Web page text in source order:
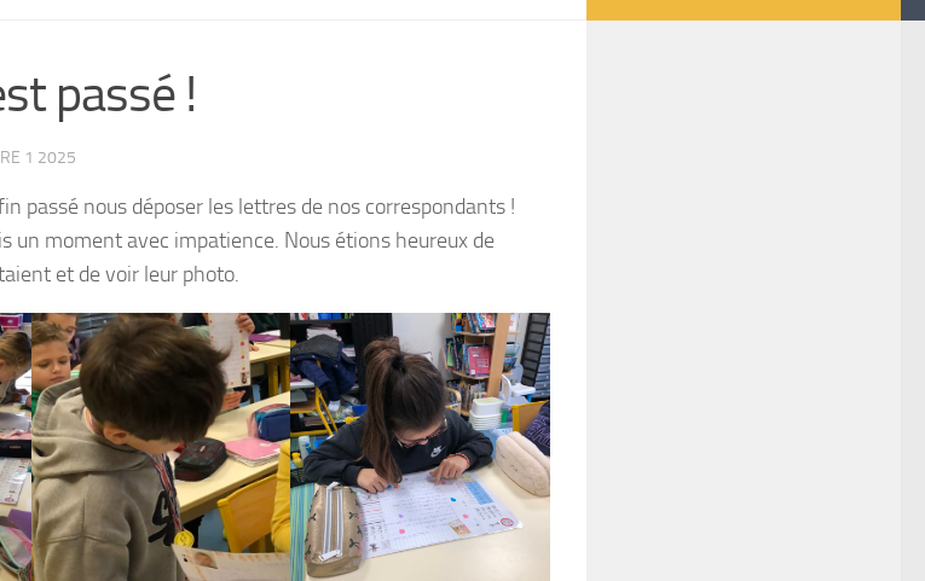
passé !
1 2025
passé nous déposer les lettres de nos correspondants !
un moment avec impatience. Nous étions heureux de
et de voir leur photo.